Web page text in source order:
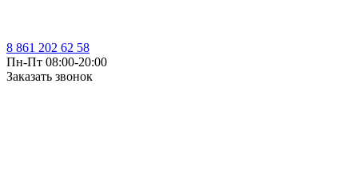
8 861 202 62 58
Пн-Пт 08:00-20:00
Заказать звонок